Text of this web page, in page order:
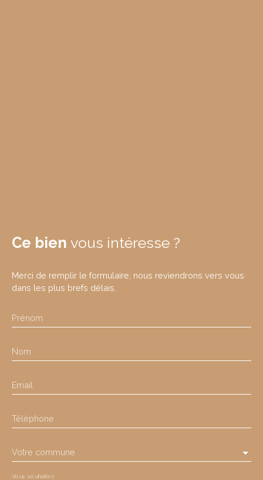
Ce bien vous intéresse ?
Merci de remplir le formulaire, nous reviendrons vers vous
dans les plus brefs délais.
Prénom
Nom
Email
Téléphone
Votre commune
Vous souhaitez